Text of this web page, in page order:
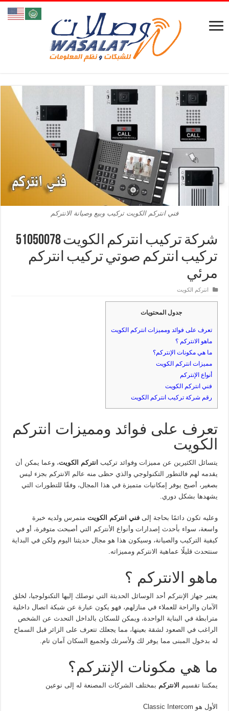
فني انتركم الكويت تركيب وبيع وصيانة الانتركم
شركة تركيب انتركم الكويت 51050078
تركيب انتركم صوتي تركيب انتركم
مرئي
انتركم الكويت
جدول المحتويات
تعرف على فوائد ومميزات انتركم الكويت
ماهو الانتركم ؟
ما هي مكونات الإنتركم؟
مميزات انتركم الكويت
أنواع الإنتركم
فني انتركم الكويت
رقم شركة تركيب انتركم الكويت
تعرف على فوائد ومميزات انتركم
الكويت
يتسائل الكثيرين عن مميزات وفوائد تركيب انتركم الكويت، وعما يمكن أن
يقدمه لهم فالتطور التكنولوجي والذي حظى منه عالم الانتركم بجزء ليس
بصغير، أصبح يوفر إمكانيات متميزة في هذا المجال، وفقًا للتطورات التي
يشهدها بشكل دوري.
وعليه تكون دائمًا بحاجة إلىفني انتركم الكويت متمرس ولديه خبرة
واسعة، سواء بأحدث إصدارات وأنواع الأنتركم التي أصبحت متوفرة، أو في
كيفية التركيب والصيانة، وسيكون هذا هو مجال حديثنا اليوم ولكن في البداية
سنتحدث قليلًا عماهية الانتركم ومميزاته.
ماهو الانتركم ؟
يعتبر جهاز الإنتركم أحد الوسائل الحديثة التي توصلك إليها التكنولوجيا، لخلق
الآمان والراحة للعملاء في منازلهم، فهو يكون عبارة عن شبكة اتصال داخلية
مترابطة في البناية الواحدة، ويمكن للسكان بالداخل التحدث عن الشخص
الراغب في الصعود لشقة بعينها، مما يجعلك تتعرف على الزائر قبل السماح
له بدخول المبنى مما يوفر لك ولأسرتك ولجميع السكان آمان تام.
ما هي مكونات الإنتركم؟
يمكننا تقسيم الانتركم بمختلف الشركات المصنعة له إلى نوعين
الأول هو Classic Intercom